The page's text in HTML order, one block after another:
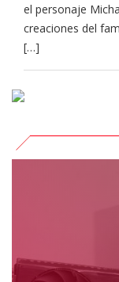
el personaje
creaciones del
[…]